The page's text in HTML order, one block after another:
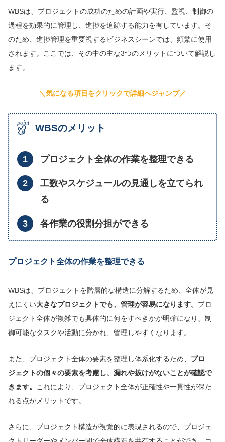
WBSは、プロジェクトの成功のための計画や実行、監視、制御の
過程を効果的に管理し、進捗を追跡する能力を有しています。そ
のため、進捗管理を重要視するビジネスシーンでは、頻繁に使用
されます。ここでは、その中の主な3つのメリットについて解説し
ます。
＼気になる項目をクリックで詳細へジャンプ／
WBSのメリット
プロジェクト全体の作業を整理できる
工数やスケジュールの見通しを立てられ
る
各作業の役割分担ができる
プロジェクト全体の作業を整理できる
WBSは、プロジェクトを階層的な構造に分解するため、全体が見
えにくい大きなプロジェクトでも、管理が容易になります。 プロ
ジェクト全体が複雑でも具体的に何をすべきかが明確になり、制
御可能なタスクや活動に分かれ、管理しやすくなります。
また、プロジェクト全体の要素を整理し体系化するため、 プロ
ジェクトの個々の要素を考慮し、漏れや抜けがないことが確認で
きます。
これにより、プロジェクト全体が正確性や一貫性が保た
れる点がメリットです。
さらに、プロジェクト構造が視覚的に表現されるので、プロジェ